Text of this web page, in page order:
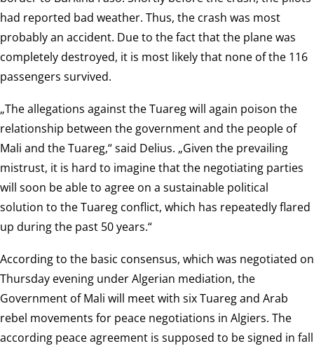
had reported bad weather. Thus, the crash was most
probably an accident. Due to the fact that the plane was
completely destroyed, it is most likely that none of the 116
passengers survived.
„The allegations against the Tuareg will again poison the
relationship between the government and the people of
Mali and the Tuareg,“ said Delius. „Given the prevailing
mistrust, it is hard to imagine that the negotiating parties
will soon be able to agree on a sustainable political
solution to the Tuareg conflict, which has repeatedly flared
up during the past 50 years.“
According to the basic consensus, which was negotiated on
Thursday evening under Algerian mediation, the
Government of Mali will meet with six Tuareg and Arab
rebel movements for peace negotiations in Algiers. The
according peace agreement is supposed to be signed in fall